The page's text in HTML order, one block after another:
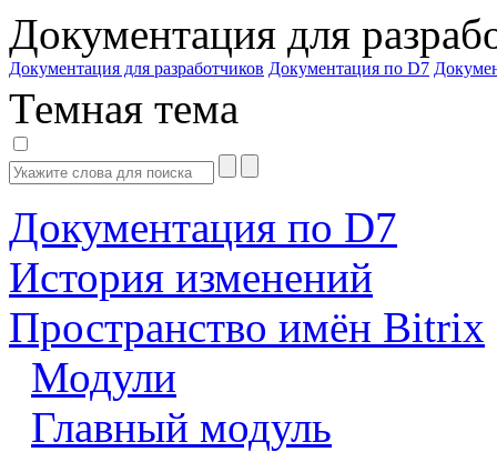
Документация для
Документация для разработчиков Документация по D7
Темная тема
Документация по D7
История изменений
Пространство имён Bitrix
Модули
Главный модуль